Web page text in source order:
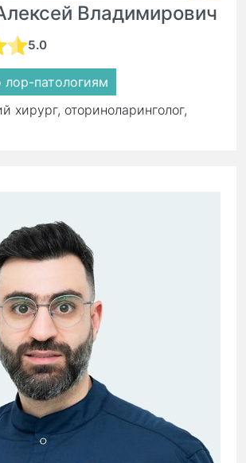
Владимирович
5.0
лор-патологиям
хирург, оториноларинголог,